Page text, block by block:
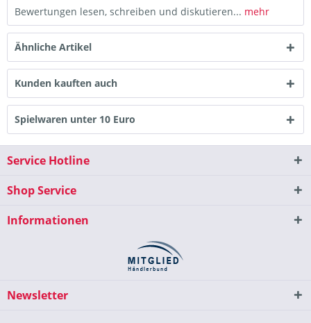
Bewertungen lesen, schreiben und diskutieren... mehr
Ähnliche Artikel
Kunden kauften auch
Spielwaren unter 10 Euro
Service Hotline
Shop Service
Informationen
Newsletter